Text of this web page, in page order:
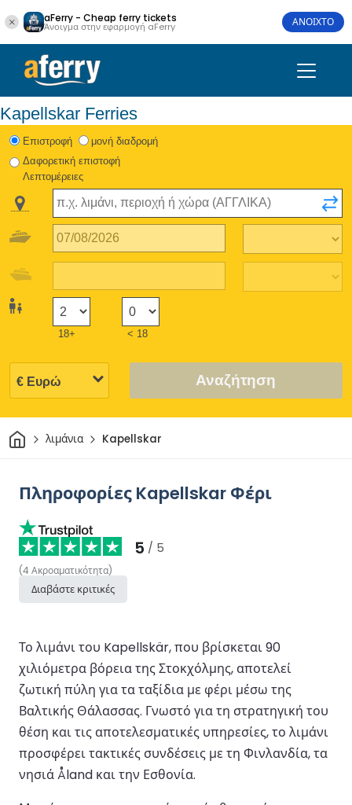
aFerry - Cheap ferry tickets
Άνοιγμα στην εφαρμογή aFerry ΑΝΟΙΧΤΟ
Kapellskar Ferries
Eπιστροφή
μονή διαδρομή
Δαφορετική επιστοφή
Λεπτομέρειες
18+ < 18
Αναζήτηση
Σπίτιλιμάνια Kapellskar
Πληροφορίες Kapellskar Φέρι
5 / 5
(4 Ακροαματικότητα)
Διαβάστε κριτικές
Το λιμάνι του Kapellskär, που βρίσκεται 90
χιλιόμετρα βόρεια της Στοκχόλμης, αποτελεί
ζωτική πύλη για τα ταξίδια με φέρι μέσω της
Βαλτικής Θάλασσας. Γνωστό για τη στρατηγική του
θέση και τις αποτελεσματικές υπηρεσίες, το λιμάνι
προσφέρει τακτικές συνδέσεις με τη Φινλανδία, τα
νησιά Åland και την Εσθονία.